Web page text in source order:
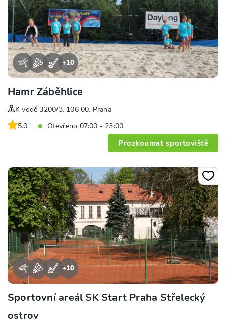
+10
Hamr Záběhlice
K vodě 3200/3, 106 00, Praha
5.0
Otevřeno 07:00 - 23:00
Prozkoumat sportoviště
+10
Sportovní areál SK Start Praha Střelecký
ostrov